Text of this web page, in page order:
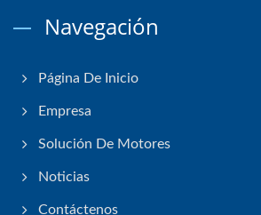
Navegación
Página De Inicio
Empresa
Solución De Motores
Noticias
Contáctenos